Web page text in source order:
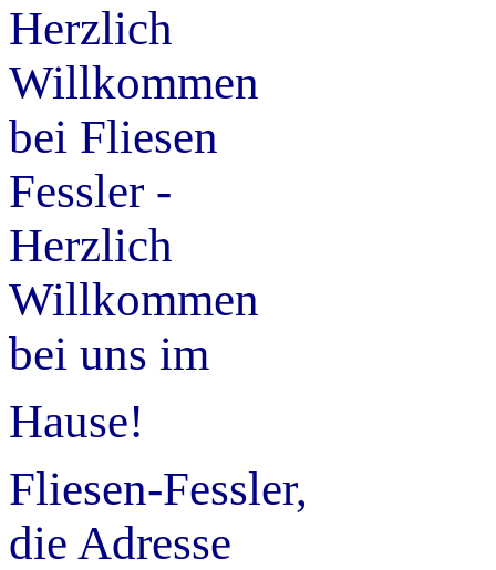
Herzlich
Willkommen
bei Fliesen
Fessler -
Herzlich
Willkommen
bei uns im
Hause!
Fliesen-Fessler,
die Adresse